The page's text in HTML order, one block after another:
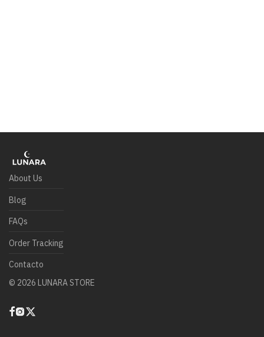
About Us
Blog
FAQs
Order Tracking
Contacto
© 2026 LUNARA STORE